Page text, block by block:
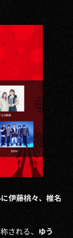
伊藤桃々、椎名
される、 ゆう